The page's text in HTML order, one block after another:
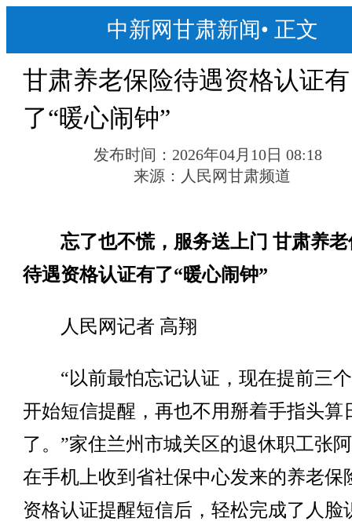
中新网甘肃新闻• 正文
甘肃养老保险待遇资格认证有
了“暖心闹钟”
发布时间： 2026年04月10日 08:18
来源： 人民网甘肃频道
忘了也不慌，服务送上门 甘肃养
待遇资格认证有了“暖心闹钟”
人民网记者 高翔
“以前最怕忘记认证，现在提前三
开始短信提醒，再也不用掰着手指头算
了。”家住兰州市城关区的退休职工张
在手机上收到省社保中心发来的养老保
资格认证提醒短信后，轻松完成了人脸